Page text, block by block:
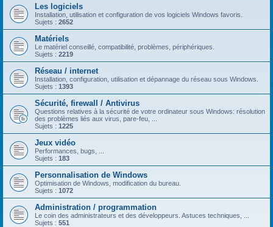
Les logiciels
Installation, utilisation et configuration de vos logiciels Windows favoris.
Sujets : 2652
Matériels
Le matériel conseillé, compatibilité, problèmes, périphériques.
Sujets : 2219
Réseau / internet
Installation, configuration, utilisation et dépannage du réseau sous Windows.
Sujets : 1393
Sécurité, firewall / Antivirus
Questions relatives à la sécurité de votre ordinateur sous Windows: résolution
des problèmes liés aux virus, pare-feu, ...
Sujets : 1225
Jeux vidéo
Performances, bugs, ...
Sujets : 183
Personnalisation de Windows
Optimisation de Windows, modification du bureau.
Sujets : 1072
Administration / programmation
Le coin des administrateurs et des développeurs. Astuces techniques, ...
Sujets : 551